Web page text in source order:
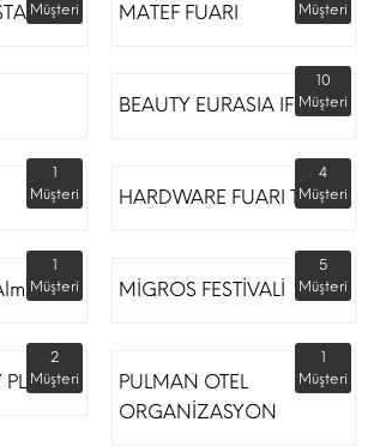
Müşteri
MATEF FUARI
Müşteri
BEAUTY EURASIA IFM
10
Müşteri
1
Müşteri
HARDWARE FUARI TÜYAP
4
Müşteri
1
Müşteri
MİGROS FESTİVALİ
5
Müşteri
PLUS
2
Müşteri
PULMAN OTEL
ORGANİZASYON
1
Müşteri